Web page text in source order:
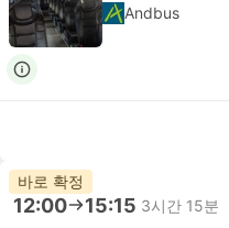
Andbus
바로 확정
12:00 15:15 3시간 15분